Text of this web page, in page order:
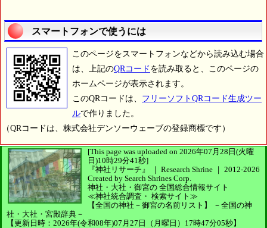
スマートフォンで使うには
このページをスマートフォンなどから読み込む場合
は、上記のQRコード を読み取ると、このページの
ホームページが表示されます。
このQRコードは、 フリーソフトQRコード生成ツー
ルで作りました。
（QRコードは、株式会社デンソーウェーブの登録商標です）
[This page was uploaded on 2026年07月28日(火曜
日)10時29分41秒]
『神社リサーチ』 ｜ Research Shrine ｜ 2012-2026
Created by Search Shrines Corp.
神社・大社・御宮の 全国総合情報サイト
≪神社統合調査・ 検索サイト≫
【全国の神社－御宮の名前リスト】
－全国の神
社・大社・宮殿辞典－
【更新日時：2026年(令和08年)07月27日（月曜日）17時47分05秒】